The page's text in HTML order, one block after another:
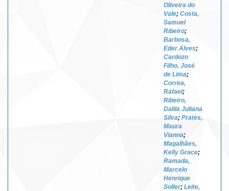
Oliveira do
Vale; Costa,
Samuel
Ribeiro;
Barbosa,
Eder Alves;
Cardozo
Filho, José
de Lima;
Correa,
Rafael;
Ribeiro,
Dalila Juliana
Silva; Prates,
Maura
Vianna;
Magalhães,
Kelly Grace;
Ramada,
Marcelo
Henrique
Soller; Leite,